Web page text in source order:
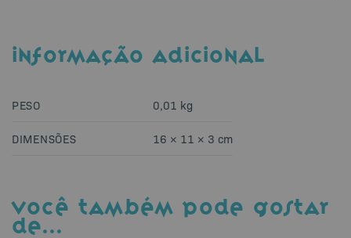
INFORMAÇÃO ADICIONAL
PESO 0,01 kg
DIMENSÕES 16 × 11 × 3 cm
VOCÊ TAMBÉM PODE GOSTAR
DE…